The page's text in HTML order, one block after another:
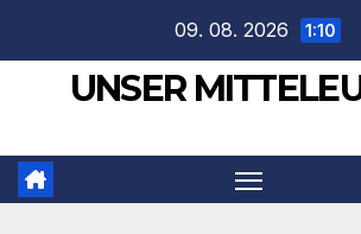
springen
09. 08. 2026 1:10
UNSER